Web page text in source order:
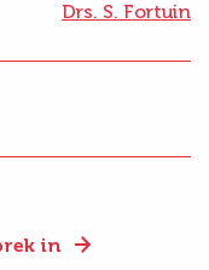
in
Drs. S. Fortuin